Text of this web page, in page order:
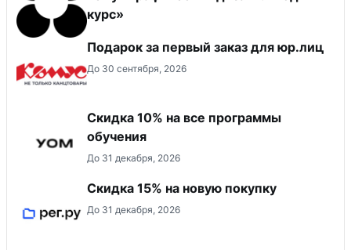
курс»
Подарок за первый заказ для юр.лиц
До 30 сентября, 2026
Скидка 10% на все программы
обучения
До 31 декабря, 2026
Скидка 15% на новую покупку
До 31 декабря, 2026